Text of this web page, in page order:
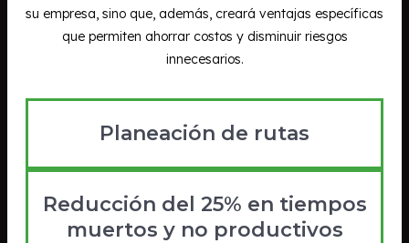
su empresa, sino que, además, creará ventajas específicas
que permiten ahorrar costos y disminuir riesgos
innecesarios.
Planeación de rutas
Reducción del 25% en tiempos
muertos y no productivos